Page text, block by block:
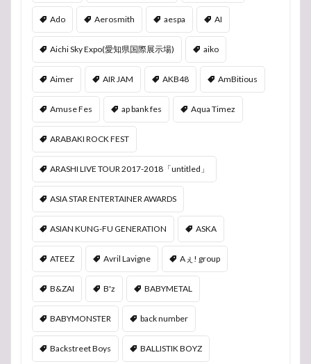
Ado Aerosmith aespa AI
Aichi Sky Expo(愛知県国際展示場) aiko
Aimer AIR JAM AKB48 AmBitious
Amuse Fes ap bank fes Aqua Timez
ARABAKI ROCK FEST
ARASHI LIVE TOUR 2017-2018「untitled」
ASIA STAR ENTERTAINER AWARDS
ASIAN KUNG-FU GENERATION ASKA
ATEEZ Avril Lavigne Aぇ! group
B&ZAI B'z BABYMETAL
BABYMONSTER back number
Backstreet Boys BALLISTIK BOYZ